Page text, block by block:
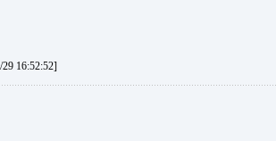
16:52:52]